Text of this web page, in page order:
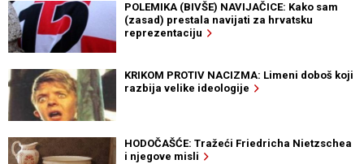
POLEMIKA (BIVŠE) NAVIJAČICE: Kako sam
(zasad) prestala navijati za hrvatsku
reprezentaciju
KRIKOM PROTIV NACIZMA: Limeni doboš koji
razbija velike ideologije
HODOČAŠĆE: Tražeći Friedricha Nietzschea
i njegove misli